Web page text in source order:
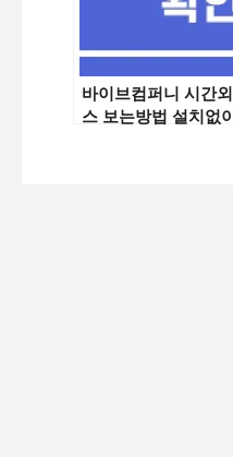
바이브컴퍼니 시간
스 보는방법 설치없